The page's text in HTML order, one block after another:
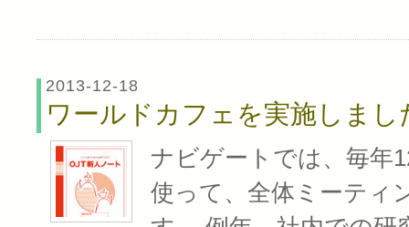
2013-12-18
ワールドカフェを実施しまし
ナビゲートでは、毎年
使って、全体ミーティ